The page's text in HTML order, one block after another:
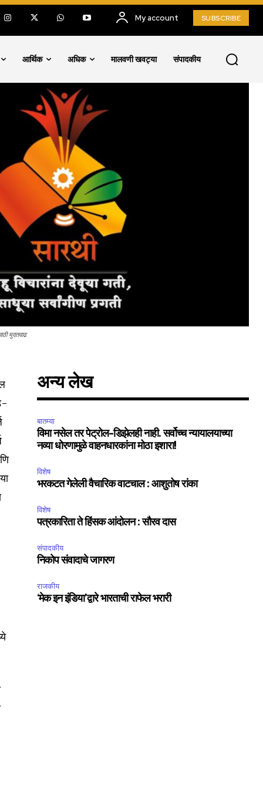
SUBSCRIBE
Privacy Policy.
My account SUBSCRIBE
आर्थिक अधिक मालवणी खवट्या संपादकीय
मुदतवाढ
अन्य लेख
बातम्या
विमा नसेल तर पेट्रोल-डिझेलही नाही. सर्वोच्च न्यायालयाच्या
नव्या धोरणामुळे वाहनधारकांना मोठा इशारा!
विशेष
भरकटत गेलेली वैचारिक वाटचाल : आशुतोष रांका
विशेष
पत्रकारिता ते हिंसक आंदोलन : सौरव दास
संपादकीय
निकोप संवादाचे जागरण
राजकीय
‘मेक इन इंडिया’द्वारे भारताची राफेल भरारी